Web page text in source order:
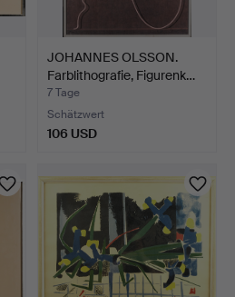
JOHANNES OLSSON.
Farblithografie, Figurenk…
7 Tage
Schätzwert
106 USD